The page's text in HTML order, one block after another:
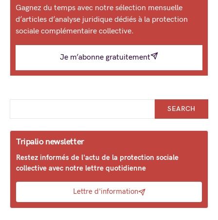
Gagnez du temps avec notre sélection mensuelle
d’articles d’analyse juridique dédiés à la protection
sociale complémentaire collective.
Je m’abonne gratuitement
SEARCH
Tripalio newsletter
Restez informés de l'actu de la protection sociale
collective avec notre lettre quotidienne
Lettre d'information